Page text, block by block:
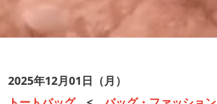
2025年12月01日（月）